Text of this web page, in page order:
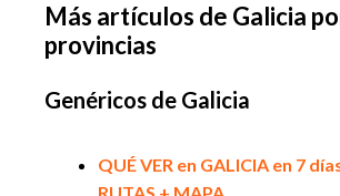
Más artículos de Galicia
provincias
Genéricos de Galicia
QUÉ VER en GALICIA en 7